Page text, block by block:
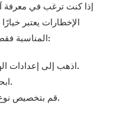
إذا كنت ترغب في معرفة
الإخطارات يعتبر
المناسبة فقط لتجنب الفوضى. إليك كيفية فعل ذلك:
اذهب إلى إعدادات الهاتف، ثم اختر إعدادات الإشعارات.
ابحث عن وان اكس بت واضغط عليه.
قم بتخصيص نوع الإشعارات التي ترغب في تلقيها.